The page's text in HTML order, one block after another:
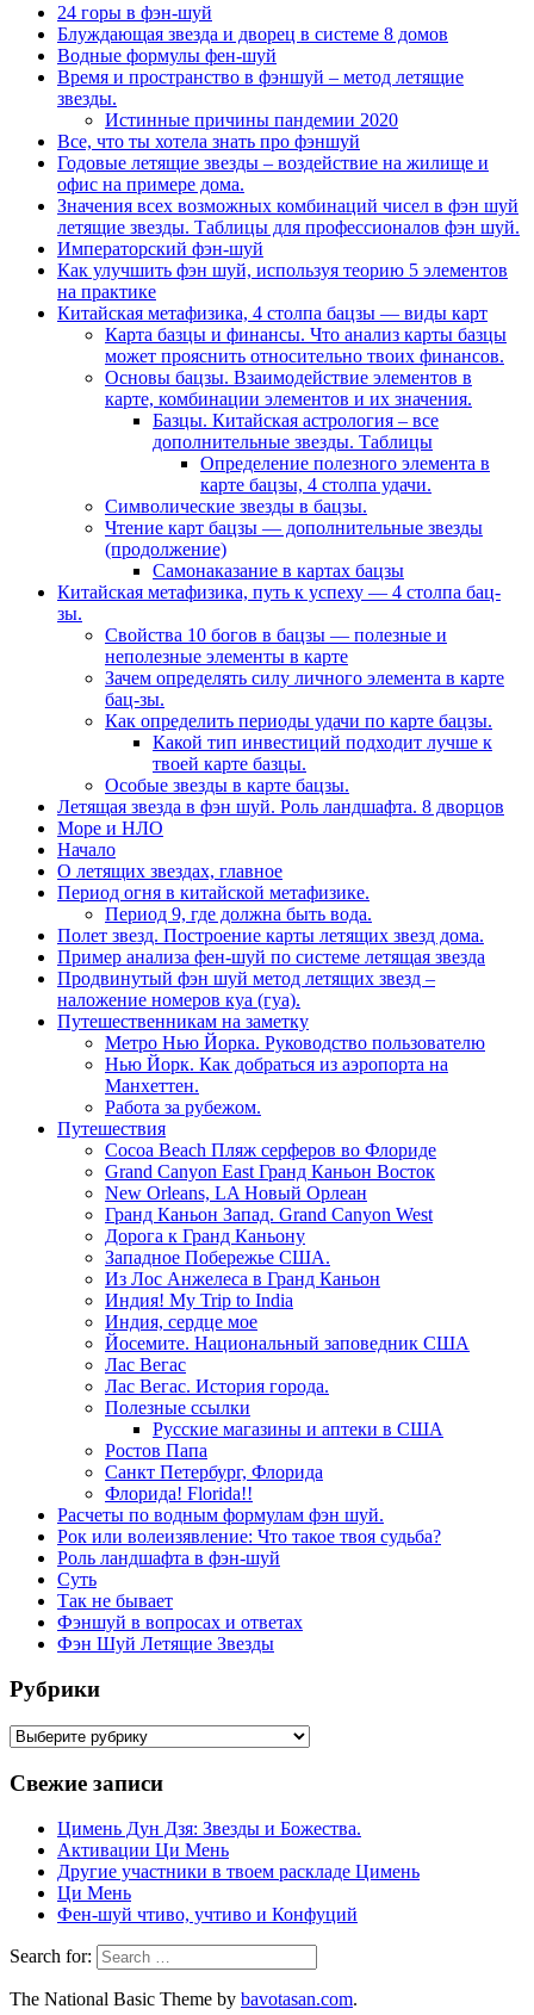
24 горы в фэн-шуй
Блуждающая звезда и дворец в системе 8 домов
Водные формулы фен-шуй
Время и пространство в фэншуй – метод летящие
звезды.
Истинные причины пандемии 2020
Все, что ты хотела знать про фэншуй
Годовые летящие звезды – воздействие на жилище и
офис на примере дома.
Значения всех возможных комбинаций чисел в фэн шуй
летящие звезды. Таблицы для профессионалов фэн шуй.
Императорский фэн-шуй
Как улучшить фэн шуй, используя теорию 5 элементов
на практике
Китайская метафизика, 4 столпа бацзы — виды карт
Карта базцы и финансы. Что анализ карты базцы
может прояснить относительно твоих финансов.
Основы бацзы. Взаимодействие элементов в
карте, комбинации элементов и их значения.
Базцы. Китайская астрология – все
дополнительные звезды. Таблицы
Определение полезного элемента в
карте бацзы, 4 столпа удачи.
Символические звезды в бацзы.
Чтение карт бацзы — дополнительные звезды
(продолжение)
Самонаказание в картах бацзы
Китайская метафизика, путь к успеху — 4 столпа бац-
зы.
Свойства 10 богов в бацзы — полезные и
неполезные элементы в карте
Зачем определять силу личного элемента в карте
бац-зы.
Как определить периоды удачи по карте бацзы.
Какой тип инвестиций подходит лучше к
твоей карте базцы.
Особые звезды в карте бацзы.
Летящая звезда в фэн шуй. Роль ландшафта. 8 дворцов
Море и НЛО
Начало
О летящих звездах, главное
Период огня в китайской метафизике.
Период 9, где должна быть вода.
Полет звезд. Построение карты летящих звезд дома.
Пример анализа фен-шуй по системе летящая звезда
Продвинутый фэн шуй метод летящих звезд –
наложение номеров куа (гуа).
Путешественникам на заметку
Метро Нью Йорка. Руководство пользователю
Нью Йорк. Как добраться из аэропорта на
Манхеттен.
Работа за рубежом.
Путешествия
Cocoa Beach Пляж серферов во Флориде
Grand Canyon East Гранд Каньон Восток
New Orleans, LA Новый Орлеан
Гранд Каньон Запад. Grand Canyon West
Дорога к Гранд Каньону
Западное Побережье США.
Из Лос Анжелеса в Гранд Каньон
Индия! My Trip to India
Индия, сердце мое
Йосемите. Национальный заповедник США
Лас Вегас
Лас Вегас. История города.
Полезные ссылки
Русские магазины и аптеки в США
Ростов Папа
Санкт Петербург, Флорида
Флорида! Florida!!
Расчеты по водным формулам фэн шуй.
Рок или волеизявление: Что такое твоя судьба?
Роль ландшафта в фэн-шуй
Суть
Так не бывает
Фэншуй в вопросах и ответах
Фэн Шуй Летящие Звезды
Рубрики
Рубрики
Свежие записи
Цимень Дун Дзя: Звезды и Божества.
Активации Ци Мень
Другие участники в твоем раскладе Цимень
Ци Мень
Фен-шуй чтиво, учтиво и Конфуций
Search for:
The National Basic Theme by bavotasan.com.